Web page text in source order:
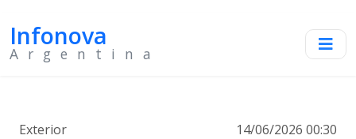
Infonova
Argentina
Exterior 14/06/2026 00:30